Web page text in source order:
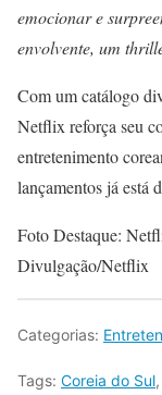
emocionar e
envolvente, um
Com um catálogo
Netflix reforça seu
entretenimento
lançamentos já está
Foto Destaque:
Divulgação/Netflix
Categorias:
Tags: Coreia do Sul,